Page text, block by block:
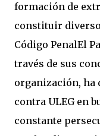
formación de
constituir
Código PenalEl
través de sus
organización, ha
contra ULEG en
constante